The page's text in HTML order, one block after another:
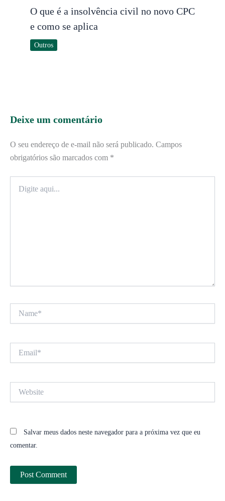
O que é a insolvência civil no novo CPC
e como se aplica
Outros
Deixe um comentário
O seu endereço de e-mail não será publicado. Campos
obrigatórios são marcados com *
aqui...
Salvar meus dados neste navegador para a próxima vez que eu
comentar.